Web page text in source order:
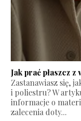
Jak prać płaszcz
Zastanawiasz się,
i poliestru? W
informacje o
zalecenia doty...